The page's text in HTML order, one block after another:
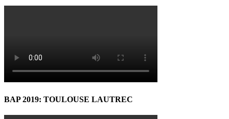
BAP 2019: TOULOUSE LAUTREC